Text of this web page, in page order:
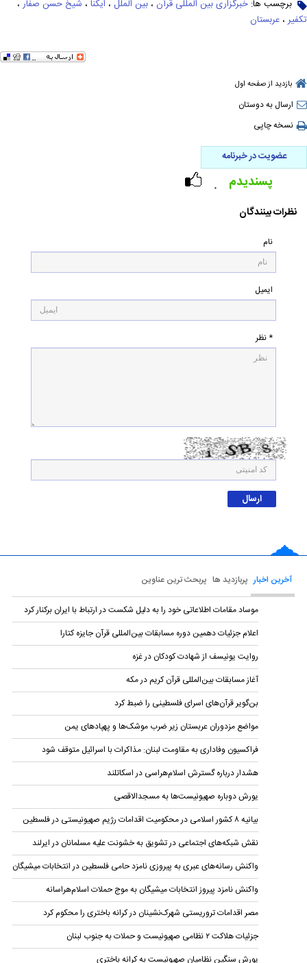
برچسب ها: خبرگزاری بین المللی قرآن ، بین الملل ، ایکنا ، شیخ حسن صفار ،
تکفیر ، عربستان
بازدید از صفحه اول
ارسال به دوستان
نسخه چاپی
عضویت در خبرنامه
۰ پسندیدم
نظرات بینندگان
نام
ایمیل
* نظر
آخرین اخبار پربازدید ها پربحث ترین عناوین
موساد مقامات اطلاعاتی خود را به دلیل شکست در ارتباط با ایران برکنار کرد
اعلام جزئیات دهمین دوره‌ مسابقات بین‌المللی قرآن جایزه کتارا
روایت یونیسف از شهادت کودکان در غزه
آغاز مسابقات بین‌المللی قرآن کریم در مکه
بن‌گویر قرآن‌های اسرای فلسطینی را ضبط کرد
مواضع مزدوران عربستان زیر ضرب موشک‌ها و پهپادهای یمن
فراکسیون وفاداری به مقاومت لبنان: مذاکرات با اسرائیل متوقف شود
هشدار درباره گسترش اسلام‌هراسی در اسکاتلند
یورش دوباره صهیونیست‌ها به مسجدالاقصی
بیانیه ۸ کشور اسلامی در محکومیت اقدامات رژیم صهیونیستی در فلسطین
نقش شبکه‌های اجتماعی در تشویق به خشونت علیه مسلمانان در ایرلند
واکنش رسانه‌های عبری به پیروزی نامزد حامی فلسطین در انتخابات میشیگان
واکنش نامزد پیروز انتخابات میشیگان به موج حملات اسلام‌هراسانه
مصر اقدامات تروریستی شهرک‌نشینان در کرانه باختری را محکوم کرد
جزئیات هلاکت ۲ نظامی صهیونیست و حملات به جنوب لبنان
یورش سنگین نظامیان صهیونیست به کرانه باختری